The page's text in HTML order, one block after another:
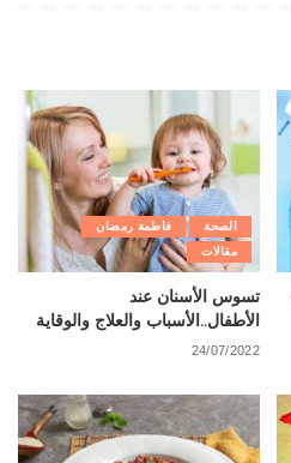
الصحة
فاطمة رمضان
مقالات
تسوس الأسنان عند
الأطفال..الأسباب والعلاج والوقاية
24/07/2022